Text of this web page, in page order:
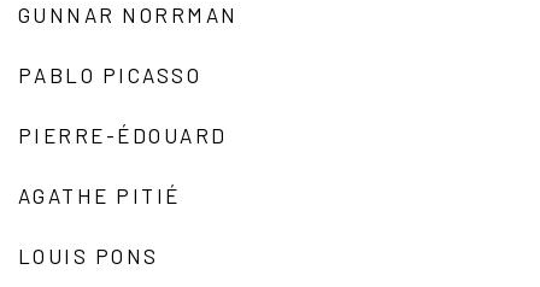
GUNNAR NORRMAN
PABLO PICASSO
PIERRE-ÉDOUARD
AGATHE PITIÉ
LOUIS PONS